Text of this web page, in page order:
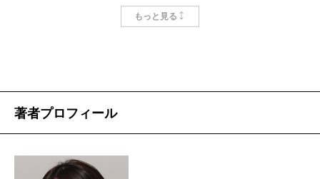
ていたと書く。「気難しい父」はいかにも昭和の家庭
膝を打ったのは、
が四対一になったら今度はグラスの縁から……と延々
ら、女優としても活躍している現在（お母様が高齢に
て弘之さんの『山本五十六』『米内光政』『井上成
美』にいたって、さらに文章がうまく、より充実して
もっと見る
著者プロフィール